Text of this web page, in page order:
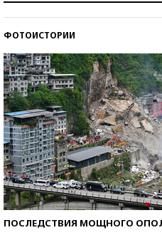
ФОТОИСТОРИИ
ПОСЛЕДСТВИЯ МОЩНОГО